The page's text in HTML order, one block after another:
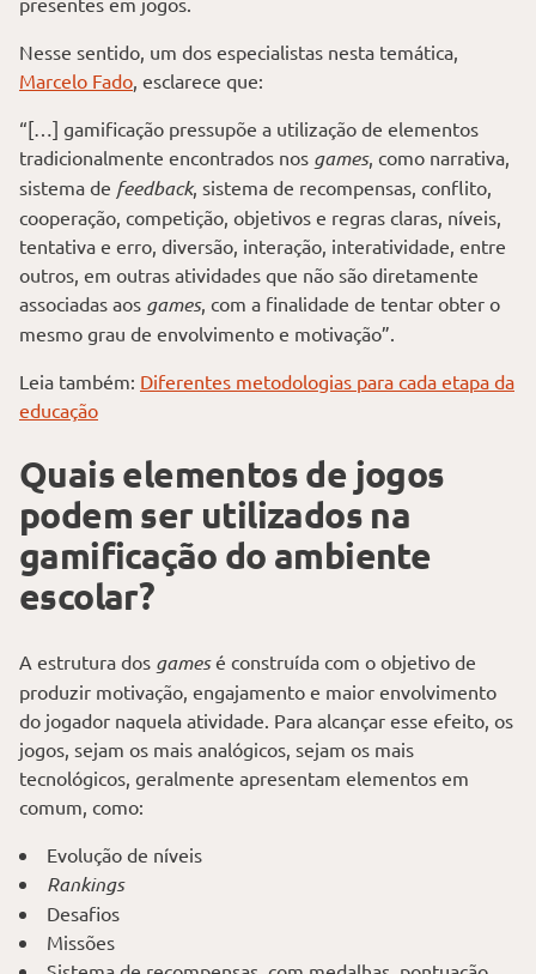
Nesse sentido, um dos especialistas nesta temática,
Marcelo Fado, esclarece que:
“[…] gamificação pressupõe a utilização de elementos
tradicionalmente encontrados nos games, como narrativa,
sistema de feedback, sistema de recompensas, conflito,
cooperação, competição, objetivos e regras claras, níveis,
tentativa e erro, diversão, interação, interatividade, entre
outros, em outras atividades que não são diretamente
associadas aos games, com a finalidade de tentar obter o
mesmo grau de envolvimento e motivação”.
Leia também: Diferentes metodologias para cada etapa da
educação
Quais elementos de jogos
podem ser utilizados na
gamificação do ambiente
escolar?
A estrutura dos gamesé construída com o objetivo de
produzir motivação, engajamento e maior envolvimento
do jogador naquela atividade. Para alcançar esse efeito, os
jogos, sejam os mais analógicos, sejam os mais
tecnológicos, geralmente apresentam elementos em
comum, como:
Evolução de níveis
Rankings
Desafios
Missões